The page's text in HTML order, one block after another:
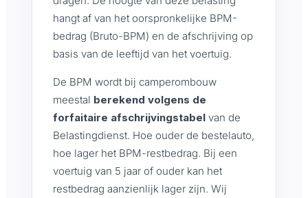
hangt af van het oorspronkelijke BPM-
bedrag (Bruto-BPM) en de afschrijving op
basis van de leeftijd van het voertuig.
De BPM wordt bij camperombouw
meestal berekend volgens de
forfaitaire afschrijvingstabel van de
Belastingdienst. Hoe ouder de bestelauto,
hoe lager het BPM-restbedrag. Bij een
voertuig van 5 jaar of ouder kan het
restbedrag aanzienlijk lager zijn. Wij